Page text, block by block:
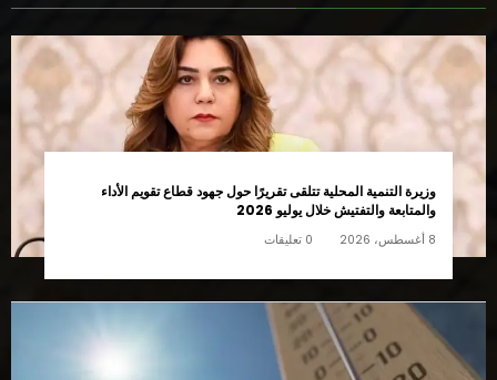
وزيرة التنمية المحلية تتلقى تقريرًا حول جهود قطاع تقويم الأداء
والمتابعة والتفتيش خلال يوليو 2026
8 أغسطس، 2026 0 تعليقات